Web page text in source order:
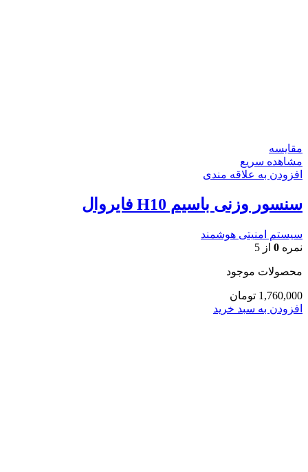
مقایسه
مشاهده سریع
افزودن به علاقه مندی
سنسور وزنی باسیم H10 فایروال
سیستم امنیتی هوشمند
نمره 0 از 5
محصولات موجود
1,760,000 تومان
افزودن به سبد خرید